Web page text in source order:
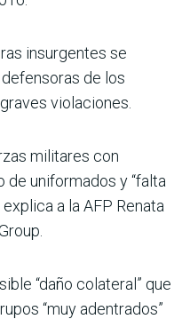
insurgentes se
de los
violaciones.
militares con
de uniformados y “falta
a la AFP Renata
“daño colateral” que
“muy adentrados”